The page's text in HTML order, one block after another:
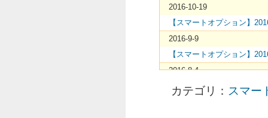
2016-10-19
【スマートオプション】
2016-9-9
【スマートオプション】
2016-8-4
【スマートオプション】
カテゴリ： スマー